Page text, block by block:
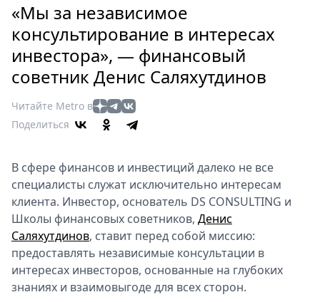
Россия
Мир
Здоровье
Еда
Мода
Театр
Афиша
Книги
Выставки
Пресс-
релизы
О
Metro
«Мы за независимое
консультирование в интересах
инвестора», — финансовый
советник Денис Саляхутдинов
Читайте Metro в
Поделиться
В сфере финансов и инвестиций далеко не все
специалисты служат исключительно интересам
клиента. Инвестор, основатель DS CONSULTING и
Школы финансовых советников, Денис
Саляхутдинов, ставит перед собой миссию:
предоставлять независимые консультации в
интересах инвесторов, основанные на глубоких
знаниях и взаимовыгоде для всех сторон.